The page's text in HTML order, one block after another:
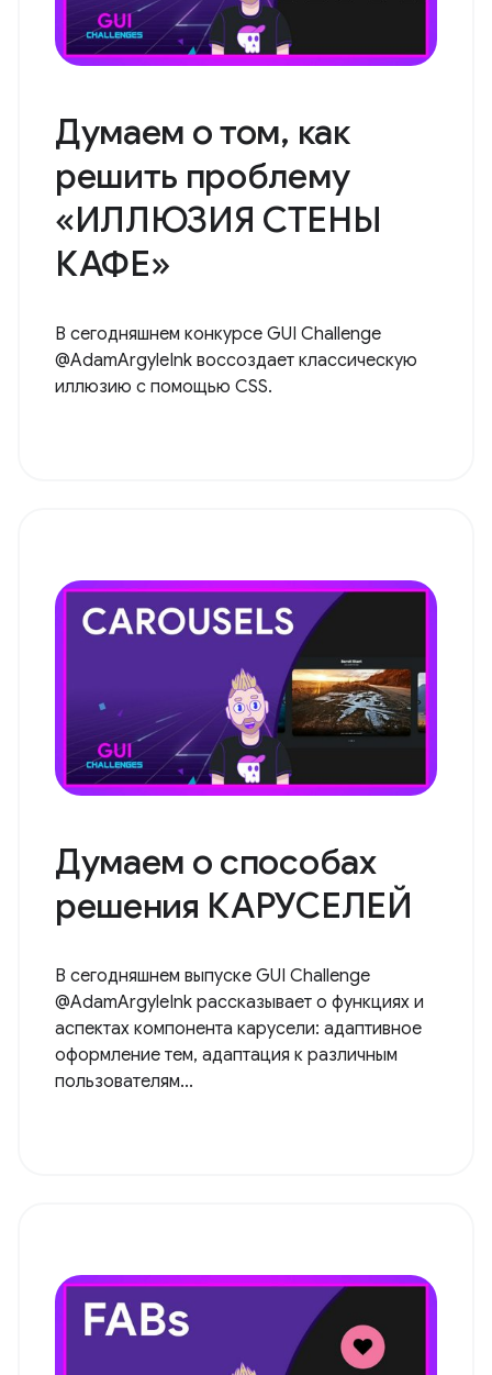
Думаем о том, как
решить проблему
«ИЛЛЮЗИЯ СТЕНЫ
КАФЕ»
В сегодняшнем конкурсе GUI Challenge
@AdamArgyleInk воссоздает классическую
иллюзию с помощью CSS.
Думаем о способах
решения КАРУСЕЛЕЙ
В сегодняшнем выпуске GUI Challenge
@AdamArgyleInk рассказывает о функциях и
аспектах компонента карусели: адаптивное
оформление тем, адаптация к различным
пользователям...